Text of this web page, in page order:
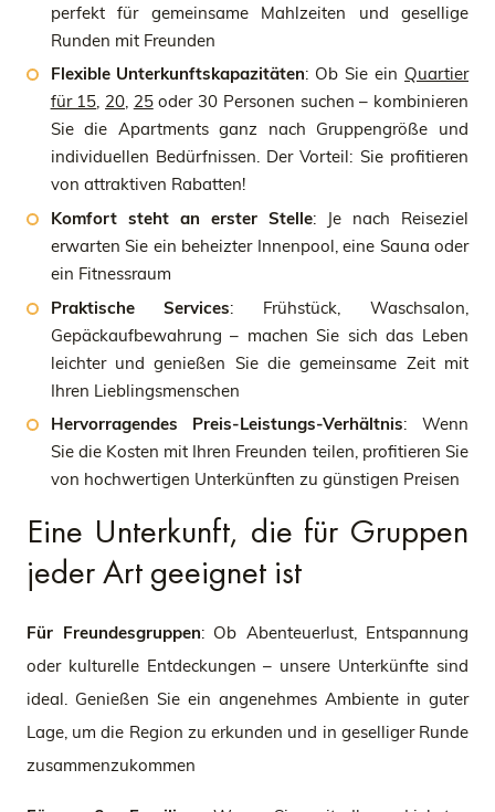
perfekt für gemeinsame Mahlzeiten und gesellige
Runden mit Freunden
Flexible Unterkunftskapazitäten: Ob Sie ein Quartier
für 15, 20, 25oder 30 Personen suchen – kombinieren
Sie die Apartments ganz nach Gruppengröße und
individuellen Bedürfnissen. Der Vorteil: Sie profitieren
von attraktiven Rabatten!
Komfort steht an erster Stelle: Je nach Reiseziel
erwarten Sie ein beheizter Innenpool, eine Sauna oder
ein Fitnessraum
Praktische Services: Frühstück, Waschsalon,
Gepäckaufbewahrung – machen Sie sich das Leben
leichter und genießen Sie die gemeinsame Zeit mit
Ihren Lieblingsmenschen
Hervorragendes Preis-Leistungs-Verhältnis: Wenn
Sie die Kosten mit Ihren Freunden teilen, profitieren Sie
von hochwertigen Unterkünften zu günstigen Preisen
Eine Unterkunft, die für Gruppen
jeder Art geeignet ist
Für Freundesgruppen: Ob Abenteuerlust, Entspannung
oder kulturelle Entdeckungen – unsere Unterkünfte sind
ideal. Genießen Sie ein angenehmes Ambiente in guter
Lage, um die Region zu erkunden und in geselliger Runde
zusammenzukommen